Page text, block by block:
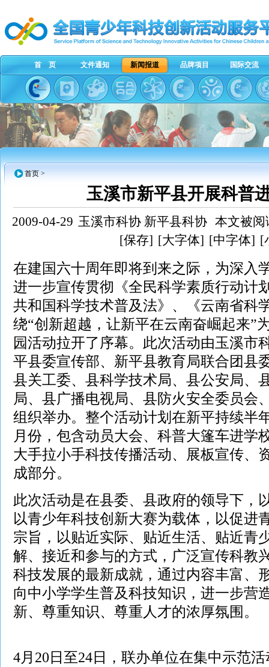
首 页 文件通知 新闻报道 品牌项目 国际交流
首页 >
玉溪市新平县开展科普
2009-04-29 玉溪市科协 新平县科协 本文被阅
[保存] [大字体] [中字体] [
在建国六十周年即将到来之际，为深入
进一步宣传贯彻《全民科学素质行动计
共和国科学技术普及法》、《云南省科
绕“创新超越，让新平在云南奋崛起来”
园活动拉开了序幕。此次活动由玉溪市
平县委宣传部、新平县教育局联合团县
县关工委、县科学技术局、县公安局、
局、县广播电视局、县防火安全委员会
组织举办。整个活动计划在新平持续半
月份，包含动员大会、 科普大篷车进学
大手拉小手科技传播活动、展板宣传、
成部分。
此次活动是在县委、县政府的领导下，
以青少年科技创新大赛为载体，以促进
宗旨，以贴近实际、贴近生活、贴近青
解、接近和参与的方式，广泛宣传科教
科技发展的最新成就，通过内容丰富、
向中小学学生普及科技知识，进一步营
新、尊重知识、尊重人才的浓厚氛围。
4月 20 日 至24日，联办单位在集中示范